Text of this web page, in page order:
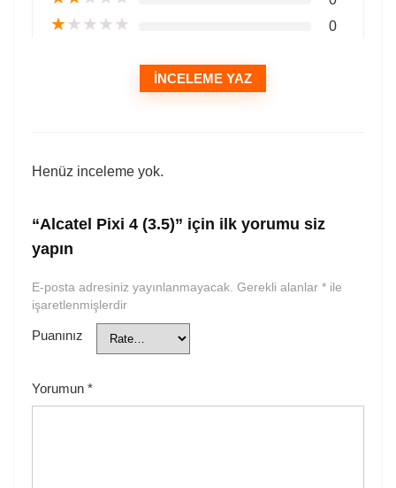
★★★★★ 0
İNCELEME YAZ
Henüz inceleme yok.
“Alcatel Pixi 4 (3.5)” için ilk yorumu siz
yapın
E-posta adresiniz yayınlanmayacak. Gerekli alanlar * ile
işaretlenmişlerdir
Puanınız
Yorumun *